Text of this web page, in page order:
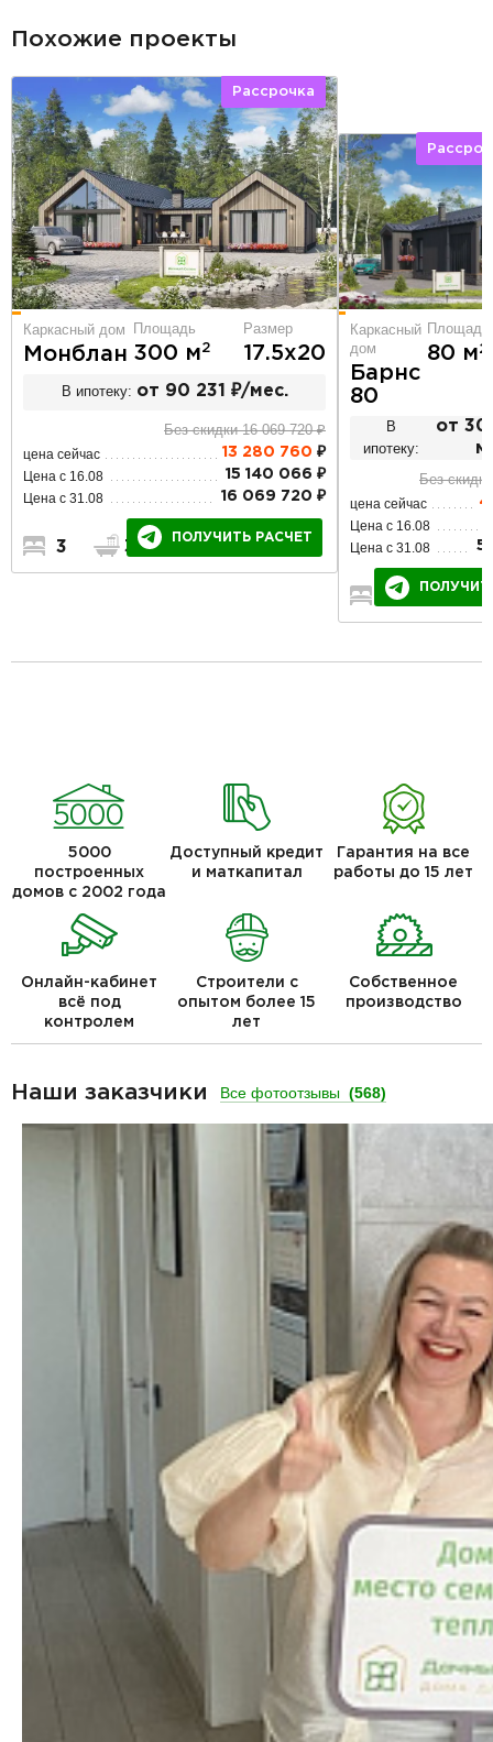
Похожие проекты
Рассрочка
Каркасный дом
Монблан
Площадь
300 м2
Размер
17.5х20
В ипотеку: от 90 231 ₽/мес.
Без скидки 16 069 720 ₽
цена сейчас 13 280 760 ₽
Цена с 16.08 15 140 066 ₽
Цена с 31.08 16 069 720 ₽
3 3
ПОЛУЧИТЬ РАСЧЕТ
Каркасный
дом
Барнс
80
Площадь
80 м2
В
ипотеку:
от 30
Без
цена сейчас 4
Цена с 16.08
Цена с 31.08 5
2
5000
построенных
домов с 2002 года
Доступный кредит
и маткапитал
Гарантия на все
работы до 15 лет
Онлайн-кабинет
всё под
контролем
Строители с
опытом более 15
лет
Собственное
производство
Наши заказчики Все фотоотзывы (568)